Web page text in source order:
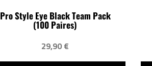
Pro Style Eye Black Team Pack
(100 Paires)
29,90 €